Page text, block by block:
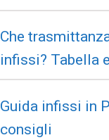
Che
infissi? Tabella
Guida infissi in
consigli